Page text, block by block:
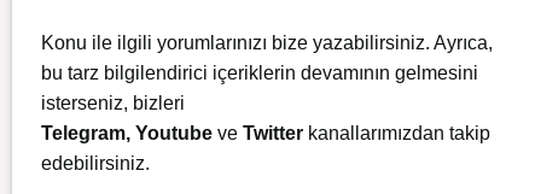
Konu ile ilgili yorumlarınızı bize yazabilirsiniz. Ayrıca,
bu tarz bilgilendirici içeriklerin devamının gelmesini
isterseniz, bizleri
Telegram, Youtube ve Twitter kanallarımızdan takip
edebilirsiniz.